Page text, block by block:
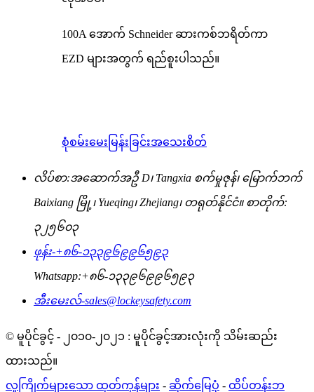
100A အောက် Schneider ဆားကစ်ဘရိတ်ကာ
EZD များအတွက် ရည်စူးပါသည်။
စုံစမ်းမေးမြန်းခြင်းအသေးစိတ်
လိပ်စာ:အဆောက်အဦ D၊ Tangxia စက်မှုဇုန်၊ မြောက်ဘက်
Baixiang မြို့၊ Yueqing၊ Zhejiang၊ တရုတ်နိုင်ငံ။ စာတိုက်:
၃၂၅၆၀၃
ဖုန်း-+၈၆-၁၃၃၉၆၉၉၆၅၉၃
Whatsapp:+၈၆-၁၃၃၉၆၉၉၆၅၉၃
အီးမေးလ်-sales@lockeysafety.com
© မူပိုင်ခွင့် - ၂၀၁၀-၂၀၂၁ : မူပိုင်ခွင့်အားလုံးကို သိမ်းဆည်း
ထားသည်။
လူကြိုက်များသော ထုတ်ကုန်များ - ဆိုက်မြေပုံ - ထိပ်တန်းဘ